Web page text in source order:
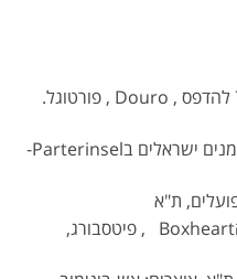
2014 - הביאנלה הבינלאומית ה-7 להדפס , Douro , פורטוגל.
2014 - Artabout, תערוכה של אמנים ישראלים בParterinsel-
2013 - תערוכה בינלאומית בגלריהBoxheart , פיטסבורג,